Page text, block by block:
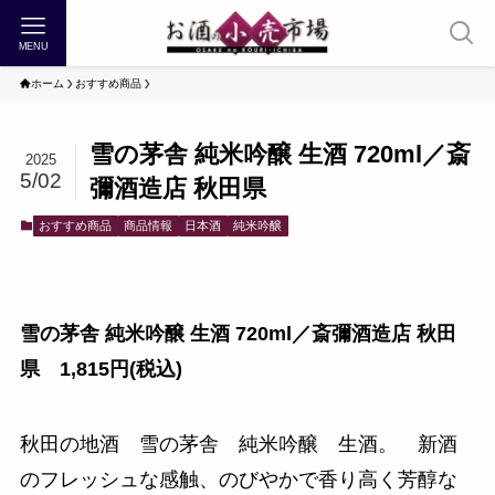
MENU
ホーム おすすめ商品
雪の茅舎 純米吟醸 生酒 720ml／斎
彌酒造店 秋田県
2025
5/02
おすすめ商品 商品情報 日本酒 純米吟醸
雪の茅舎 純米吟醸 生酒 720ml／斎彌酒造店 秋田
県 1,815円(税込)
秋田の地酒 雪の茅舎 純米吟醸 生酒。 新酒
のフレッシュな感触、のびやかで香り高く芳醇な